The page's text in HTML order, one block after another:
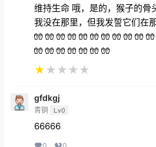
维持生命 哦，是的，猴子的骨
我没在那里，但我发誓它们在
🧤 🧤 🧤 🧤 🧤 🧤 🧤 🧤 🧤 🧤
🧤 🧤 🧤 🧤 🧤 🧤 🧤
★★ ★ ★ ★
gfdkgj
青铜 Lv0
66666